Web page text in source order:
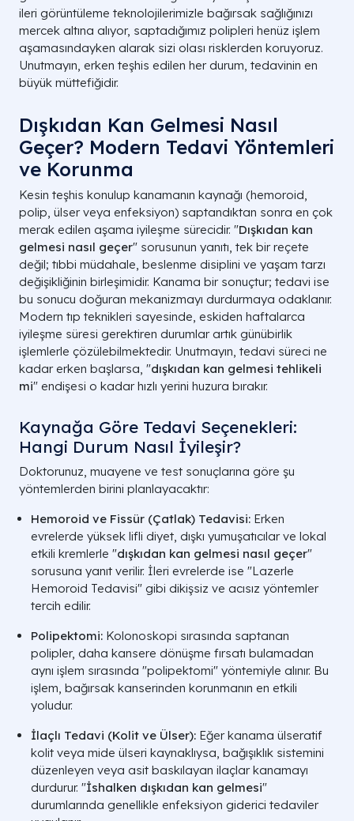
KANIN KARAKTERI
Kabızlık Anında Parlak kırmızı, dışkı yüzeyinde veya kağıtta.
İshal Anında Dışkıyla karışık, mukus ve ağrı eşlik
Normal Rutinde
Ağrısız, kan dışkıya homojen dağılmış
olabilir.
Hamilelikte Parlak kırmızı, dışkılama sırasında
A LIFE SAĞLIK GRUBU | KOLOREKTAL
ileri görüntüleme teknolojilerimizle bağırsak sağlığınızı
mercek altına alıyor, saptadığımız polipleri henüz işlem
aşamasındayken alarak sizi olası risklerden koruyoruz.
Unutmayın, erken teşhis edilen her durum, tedavinin en
büyük müttefiğidir.
Dışkıdan Kan Gelmesi Nasıl
Geçer? Modern Tedavi Yöntemleri
ve Korunma
Kesin teşhis konulup kanamanın kaynağı (hemoroid,
polip, ülser veya enfeksiyon) saptandıktan sonra en çok
merak edilen aşama iyileşme sürecidir. "Dışkıdan kan
gelmesi nasıl geçer" sorusunun yanıtı, tek bir reçete
değil; tıbbi müdahale, beslenme disiplini ve yaşam tarzı
değişikliğinin birleşimidir. Kanama bir sonuçtur; tedavi ise
bu sonucu doğuran mekanizmayı durdurmaya odaklanır.
Modern tıp teknikleri sayesinde, eskiden haftalarca
iyileşme süresi gerektiren durumlar artık günübirlik
işlemlerle çözülebilmektedir. Unutmayın, tedavi süreci ne
kadar erken başlarsa, "dışkıdan kan gelmesi tehlikeli
mi" endişesi o kadar hızlı yerini huzura bırakır.
Kaynağa Göre Tedavi Seçenekleri:
Hangi Durum Nasıl İyileşir?
Doktorunuz, muayene ve test sonuçlarına göre şu
yöntemlerden birini planlayacaktır:
Hemoroid ve Fissür (Çatlak) Tedavisi: Erken
evrelerde yüksek lifli diyet, dışkı yumuşatıcılar ve lokal
etkili kremlerle "dışkıdan kan gelmesi nasıl geçer"
sorusuna yanıt verilir. İleri evrelerde ise "Lazerle
Hemoroid Tedavisi" gibi dikişsiz ve acısız yöntemler
tercih edilir.
Polipektomi: Kolonoskopi sırasında saptanan
polipler, daha kansere dönüşme fırsatı bulamadan
aynı işlem sırasında "polipektomi" yöntemiyle alınır. Bu
işlem, bağırsak kanserinden korunmanın en etkili
yoludur.
İlaçlı Tedavi (Kolit ve Ülser): Eğer kanama ülseratif
kolit veya mide ülseri kaynaklıysa, bağışıklık sistemini
düzenleyen veya asit baskılayan ilaçlar kanamayı
durdurur. "İshalken dışkıdan kan gelmesi"
durumlarında genellikle enfeksiyon giderici tedaviler